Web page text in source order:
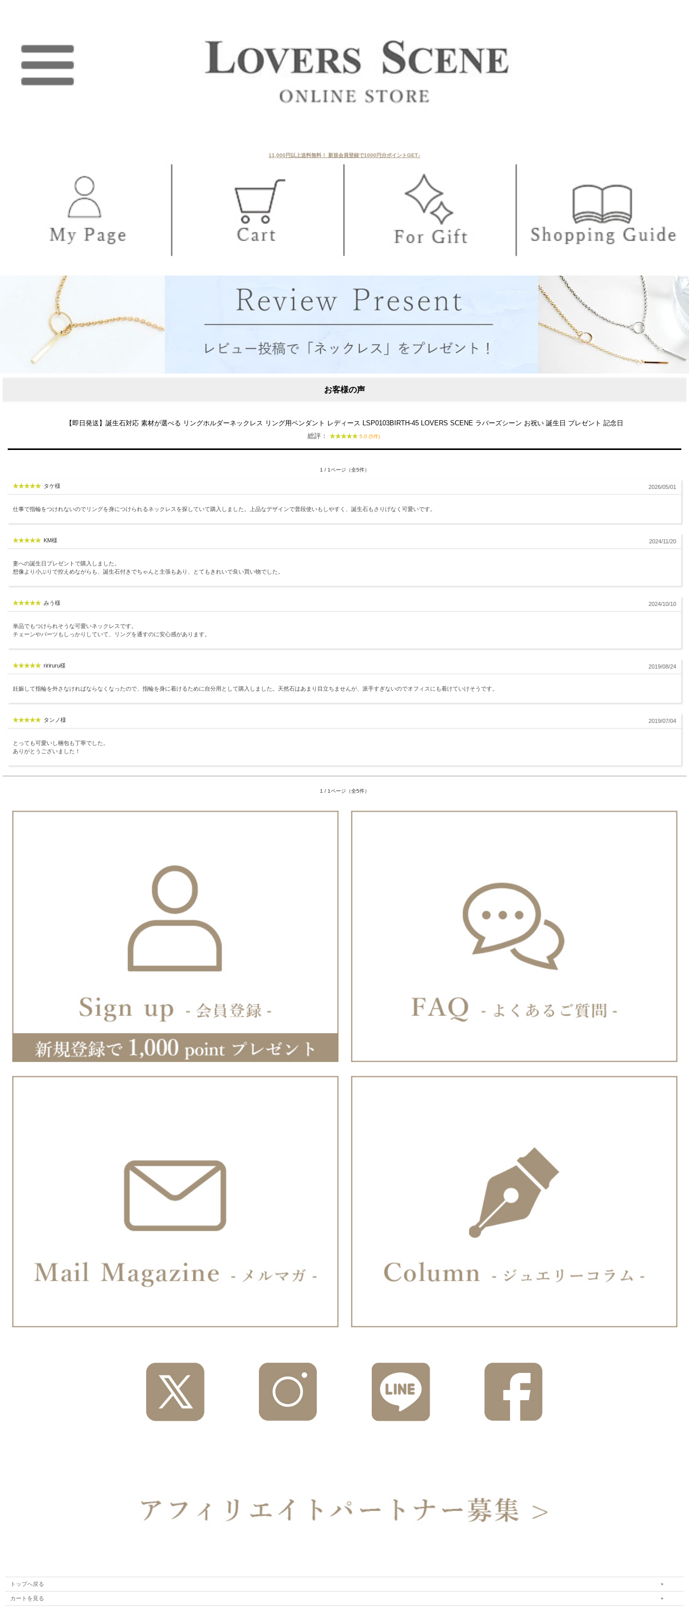
11,000円以上送料無料！ 新規会員登録で1000円分ポイントGET♪
お客様の声
【即日発送】誕生石対応 素材が選べる リングホルダーネックレス リング用ペンダント レディース LSP0103BIRTH-45 LOVERS SCENE ラバーズシーン お祝い 誕生日 プレゼント 記念日
総評：
5.0 (5件)
1 / 1ページ（全5件）
タケ様 2026/05/01
仕事で指輪をつけれないのでリングを身につけられるネックレスを探していて購入しました。上品なデザインで普段使いもしやすく、誕生石もさりげなく可愛いです。
KM様 2024/11/20
妻への誕生日プレゼントで購入しました。
想像より小ぶりで控えめながらも、誕生石付きでちゃんと主張もあり、とてもきれいで良い買い物でした。
みう様 2024/10/10
単品でもつけられそうな可愛いネックレスです。
チェーンやパーツもしっかりしていて、リングを通すのに安心感があります。
ririruru様 2019/08/24
妊娠して指輪を外さなければならなくなったので、指輪を身に着けるために自分用として購入しました。天然石はあまり目立ちませんが、派手すぎないのでオフィスにも着けていけそうです。
タンノ様 2019/07/04
とっても可愛いし梱包も丁寧でした。
ありがとうございました！
1 / 1ページ（全5件）
トップへ戻る
カートを見る